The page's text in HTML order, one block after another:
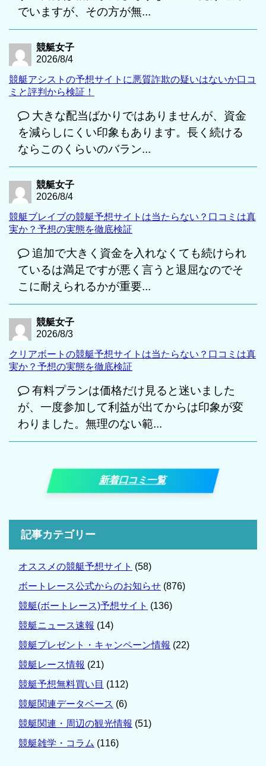
でいますが、その方が無...
競艇女子
2026/8/4
競艇アシストの予想サイトに悪質詐欺の疑いはないか口コ
ミと評判から検証！
大きな配当ばかりではありませんが、資金
を減らしにくい印象もあります。長く続ける
ならこのくらいのバラン...
競艇女子
2026/8/4
競艇ブレイブの競艇予想サイトは当たらない？口コミは真
実か？予想の実態を徹底検証
追加で大きく資金を入れなくても続けられ
ているは満足ですが悪く言うと退屈なのでそ
こに耐えられるかが重要...
競艇女子
2026/8/3
クリアボートの競艇予想サイトは当たらない？口コミは真
実か？予想の実態を徹底検証
有料プランは価格だけ見ると迷いました
が、一度参加して利益が出てからは印象が変
わりました。無理のない範...
新着口コミ一覧
記事カテゴリー
オススメの競艇予想サイト (58)
ボートレース公式からのお知らせ (876)
競艇(ボートレース)予想サイト (136)
競艇ニュース速報 (14)
競艇プレゼント・キャンペーン情報 (22)
競艇レース情報 (21)
競艇予想無料買い目 (112)
競艇関連データベース (6)
競艇関連・周辺の観光情報 (51)
競艇雑学・コラム (116)